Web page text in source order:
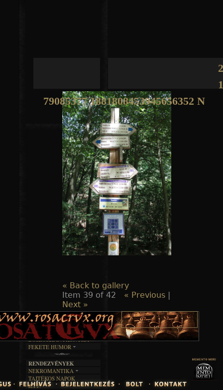
79085377 1881808453945656352 N
« Back to gallery
Item 39 of 42
« Previous |
Next »
TAJTÉKOS LAPOK
ZENE
EGYÜTTESEK
INTERJÚK
FORDÍTÁSOK
DALSZÖVEGEK
ÍRÁSOK
IRODALOM
FILM
ÍRÁSTÖRTÉNET
BOSZORKÁNYKONYHA
FEKETE HUMOR
SZÖVEGES
RENDEZVÉNYEK
NEKROMANTIKA
AKTUÁLIS
TAJTÉKOS NAPOK
R.I.P.